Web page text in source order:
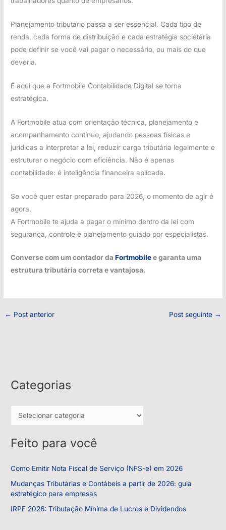
Planejamento tributário passa a ser essencial. Cada tipo de
renda, cada forma de distribuição e cada estratégia societária
pode definir se você vai pagar o necessário, ou mais do que
deveria.
É aqui que a Fortmobile Contabilidade Digital se torna
estratégica.
A Fortmobile atua com orientação técnica, planejamento e
acompanhamento contínuo, ajudando pessoas físicas e
jurídicas a interpretar a lei, reduzir carga tributária legalmente e
estruturar o negócio com eficiência. Não é apenas
contabilidade: é inteligência financeira aplicada.
Se você quer estar preparado para 2026, o momento de agir é
agora.
A Fortmobile te ajuda a pagar o mínimo dentro da lei com
segurança, controle e planejamento guiado por especialistas.
Converse com um contador daFortmobilee garanta uma
estrutura tributária correta e vantajosa.
← Post anterior Post seguinte →
Categorias
t
g
o
r
i
Feito para você
Como Emitir Nota Fiscal de Serviço (NFS-e) em 2026
Mudanças Tributárias e Contábeis a partir de 2026: guia
estratégico para empresas
IRPF 2026: Tributação Mínima de Lucros e Dividendos